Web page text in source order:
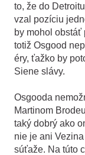
to, že do
vzal pozíciu
by mohol obstáť
totiž Osgood
éry, ťažko by
Siene slávy.
Osgooda
Martinom
taký dobrý ako
nie je ani
súťaže. Na túto